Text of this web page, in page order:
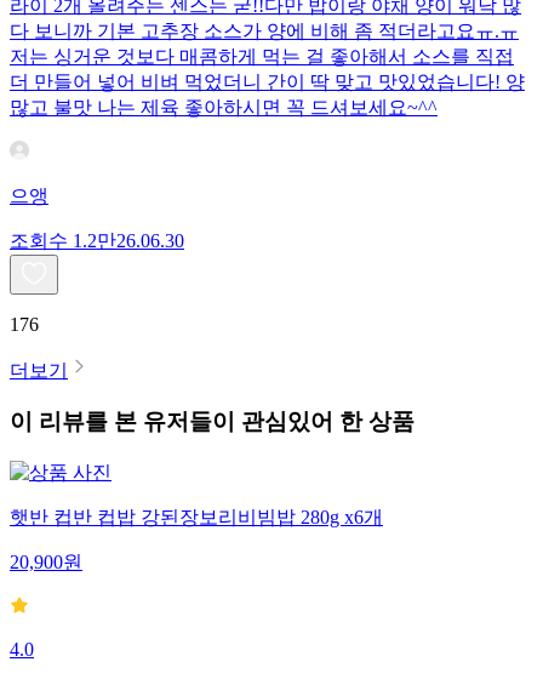
라이 2개 올려주는 센스는 굳!! ​다만 밥이랑 야채 양이 워낙 많
다 보니까 기본 고추장 소스가 양에 비해 좀 적더라고요ㅠ.ㅠ
저는 싱거운 것보다 매콤하게 먹는 걸 좋아해서 소스를 직접
더 만들어 넣어 비벼 먹었더니 간이 딱 맞고 맛있었습니다! 양
많고 불맛 나는 제육 좋아하시면 꼭 드셔보세요~^^
으앵
조회수 1.2만26.06.30
176
더보기
이 리뷰를 본 유저들이 관심있어 한 상품
햇반 컵반 컵밥 강된장보리비빔밥 280g x6개
20,900원
4.0